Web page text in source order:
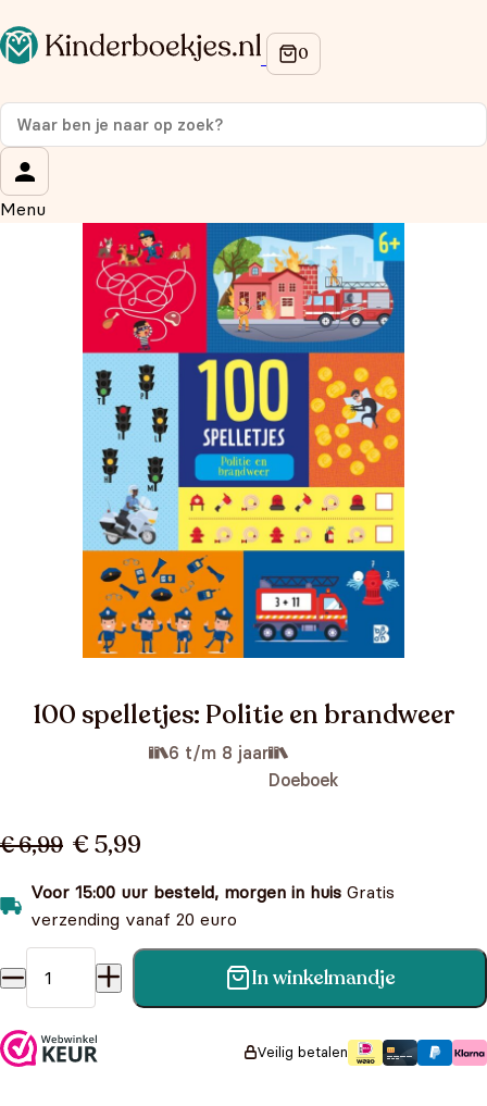
Menu
100 spelletjes: Politie en brandweer
6 t/m 8 jaar
Doeboek
€ 6,99 € 5,99
Voor 15:00 uur besteld, morgen in huis Gratis
verzending vanaf 20 euro
100 spelletjes: Politie en brandweer aantal
In winkelmandje
Veilig betalen
Op de hoogte blijven van onze acties?
Meld je aan voor onze nieuwsbrief en ontvang
korting
Wat is je voornaam?
Wat is je e-mailadres?
Aanmelden
We gebruiken je gegevens om contact op te nemen, in
overeenstemming met onsprivacybeleid.